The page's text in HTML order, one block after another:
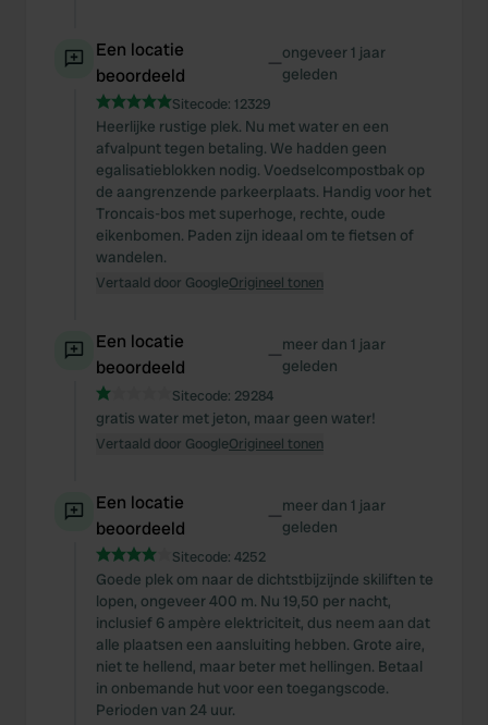
Een locatie
beoordeeld
—ongeveer 1 jaar
geleden
Sitecode: 12329
Heerlijke rustige plek. Nu met water en een
afvalpunt tegen betaling. We hadden geen
egalisatieblokken nodig. Voedselcompostbak op
de aangrenzende parkeerplaats. Handig voor het
Troncais-bos met superhoge, rechte, oude
eikenbomen. Paden zijn ideaal om te fietsen of
wandelen.
Vertaald door GoogleOrigineel tonen
Een locatie
beoordeeld
—meer dan 1 jaar
geleden
Sitecode: 29284
gratis water met jeton, maar geen water!
Vertaald door GoogleOrigineel tonen
Een locatie
beoordeeld
—meer dan 1 jaar
geleden
Sitecode: 4252
Goede plek om naar de dichtstbijzijnde skiliften te
lopen, ongeveer 400 m. Nu 19,50 per nacht,
inclusief 6 ampère elektriciteit, dus neem aan dat
alle plaatsen een aansluiting hebben. Grote aire,
niet te hellend, maar beter met hellingen. Betaal
in onbemande hut voor een toegangscode.
Perioden van 24 uur.